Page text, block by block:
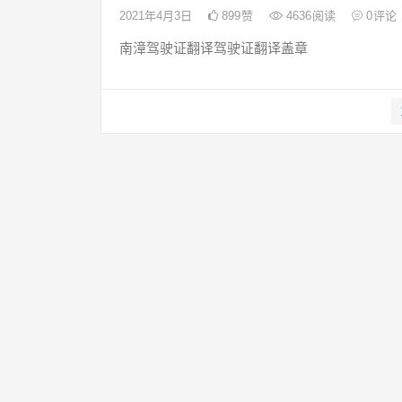
2021年4月3日 899赞 4636阅读 0评论
南漳驾驶证翻译驾驶证翻译盖章